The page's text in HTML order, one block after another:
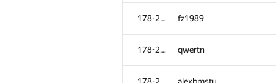
178-265 fz1989
178-265 qwertn
Nafis Sadique
dinarg